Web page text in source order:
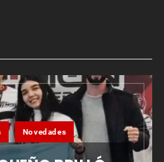
Novedades